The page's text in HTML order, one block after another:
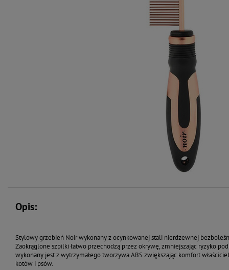
Opis:
Stylowy grzebień Noir wykonany z ocynkowanej stali nierdzewnej
Zaokrąglone szpilki łatwo przechodzą przez okrywę, zmniejszając ryzyko
wykonany jest z wytrzymałego tworzywa ABS zwiększając komfort
kotów i psów.